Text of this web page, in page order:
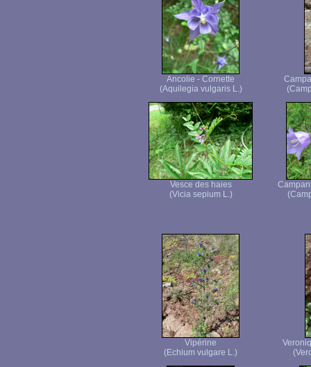
Ancolie - Cornette
(Aquilegia vulgaris L.)
Vesce des haies
(Vicia sepium L.)
Vipérine
(Echium vulgare L.)